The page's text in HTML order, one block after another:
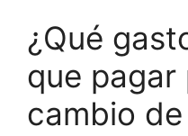
¿Qué
que pagar
cambio